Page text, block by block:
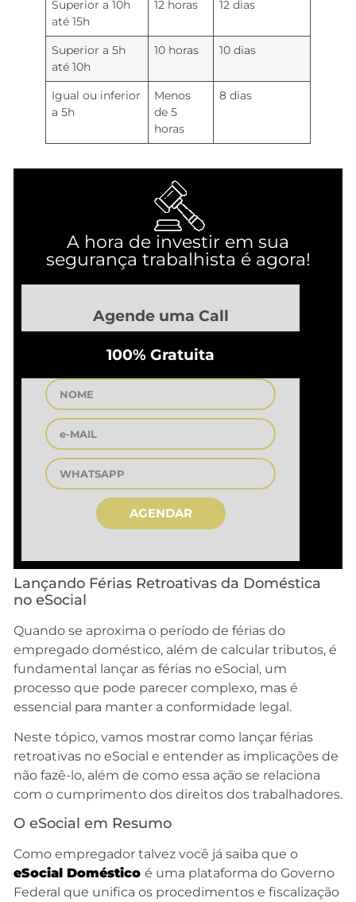
Superior a 10h
até 15h
12 horas 12 dias
Superior a 5h
até 10h
10 horas 10 dias
Igual ou inferior
a 5h
Menos
de 5
horas
8 dias
A hora de investir em sua
segurança trabalhista é agora!
Agende uma Call
100% Gratuita
AGENDAR
Lançando Férias Retroativas da Doméstica
no eSocial
Quando se aproxima o período de férias do
empregado doméstico, além de calcular tributos, é
fundamental lançar as férias no eSocial, um
processo que pode parecer complexo, mas é
essencial para manter a conformidade legal.
Neste tópico, vamos mostrar como lançar férias
retroativas no eSocial e entender as implicações de
não fazê-lo, além de como essa ação se relaciona
com o cumprimento dos direitos dos trabalhadores.
O eSocial em Resumo
Como empregador talvez você já saiba que o
eSocial Doméstico é uma plataforma do Governo
Federal que unifica os procedimentos e fiscalização